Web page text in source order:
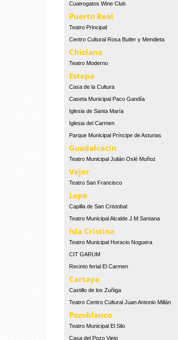
Cuatrogatos Wine Club
Puerto Real
Teatro Principal
Centro Cultural Rosa Butler y Mendieta
Chiclana
Teatro Moderno
Estepa
Casa de la Cultura
Caseta Municipal Paco Gandía
Iglesia de Santa María
Iglesia del Carmen
Parque Municipal Príncipe de Asturias
Guadalcacín
Teatro Municipal Julián Oslé Muñoz
Vejer
Teatro San Francisco
Lepe
Capilla de San Cristobal
Teatro Municipal Alcalde J.M.Santana
Isla Cristina
Teatro Municipal Horacio Noguera
CIT GARUM
Recinto ferial El Carmen
Cartaya
Castillo de los Zuñiga
Teatro Centro Cultural Juan Antonio Millán
Pozoblanco
Teatro Municipal El Silo
Casa del Pozo Viejo